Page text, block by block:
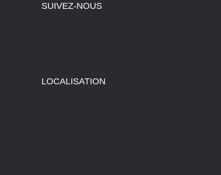
SUIVEZ-NOUS
LOCALISATION